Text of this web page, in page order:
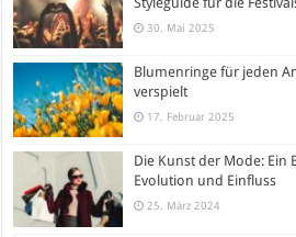
30. Mai 2025
Blumenringe für jeden
verspielt
17. Februar 2025
Die Kunst der Mode: Ein
Evolution und Einfluss
25. März 2024